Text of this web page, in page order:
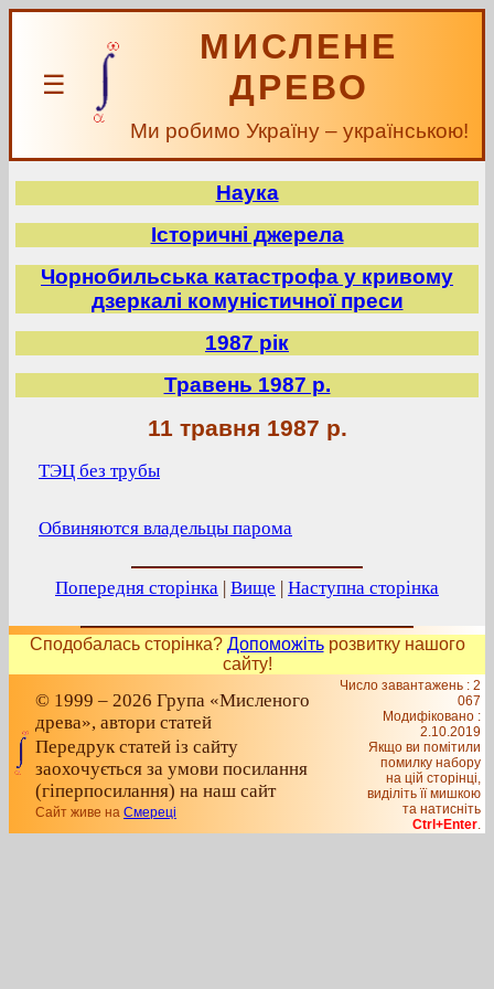
☰
МИСЛЕНЕ
ДРЕВО
Ми робимо Україну – українською!
Наука
Історичні джерела
Чорнобильська катастрофа у кривому
дзеркалі комуністичної преси
1987 рік
Травень 1987 р.
11 травня 1987 р.
ТЭЦ без трубы
Обвиняются владельцы парома
Попередня сторінка | Вище | Наступна сторінка
Сподобалась сторінка? Допоможітьрозвитку нашого
сайту!
© 1999 – 2026 Група «Мисленого
древа», автори статей
Передрук статей із сайту
заохочується за умови посилання
(гіперпосилання) на наш сайт
Сайт живе на Смереці
Число завантажень : 2
067
Модифіковано :
2.10.2019
Якщо ви помітили
помилку набору
на цiй сторiнцi,
видiлiть її мишкою
та натисніть
Ctrl+Enter.